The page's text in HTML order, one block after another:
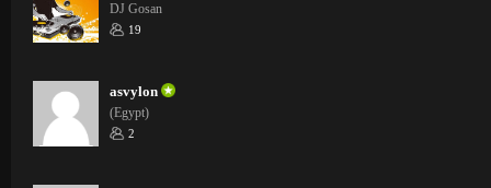
DJ Gosan
19
asvylon
(Egypt)
2